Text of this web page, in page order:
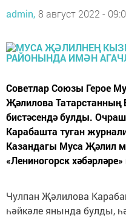
admin, 8 август 2022 -
Советлар Союзы Герое
Җәлилова
бистәсендә булды.
Карабашта туган
Казандагы Муса Җәлил
«Лениногорск
Чулпан Җәлилова
һәйкәле янында булды,